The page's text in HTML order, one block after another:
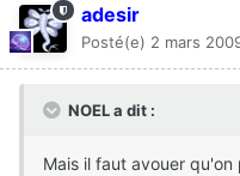
adesir
Posté(e) 2 mars
NOEL a dit :
Mais il faut avouer